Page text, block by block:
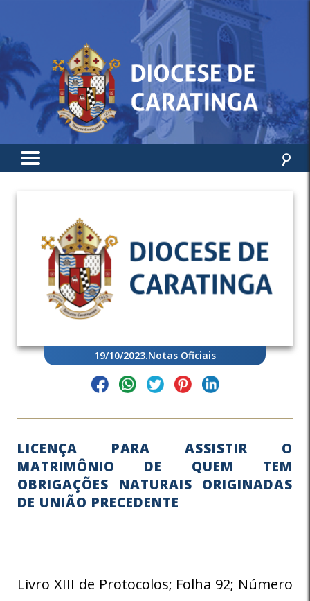
19/10/2023.Notas Oficiais
LICENÇA PARA ASSISTIR O
MATRIMÔNIO DE QUEM TEM
OBRIGAÇÕES NATURAIS ORIGINADAS
DE UNIÃO PRECEDENTE
Livro XIII de Protocolos; Folha 92; Número